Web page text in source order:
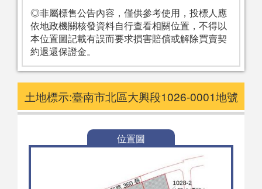
◎非屬標售公告內容，僅供參考使用，投標人應
依地政機關核發資料自行查看相關位置，不得以
本位置圖記載有誤而要求損害賠償或解除買賣契
約退還保證金。
土地標示:臺南市北區大興段1026-0001地號
位置圖